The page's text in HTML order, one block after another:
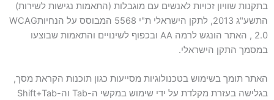
בתקנות שוויון זכויות לאנשים עם מוגבלות (התאמות נגישות לשירות)
התשע"ג 2013, לתקן הישראלי ת"י 5568 המבוסס על הנחיותWCAG
2.0 , האתר הונגש לרמה AA ובכפוף לשינויים והתאמות שבוצעו
במסמך התקן הישראלי.
האתר תומך בשימוש בטכנולוגיות מסייעות כגון תוכנות הקראת מסך,
בגלישה בעזרת מקלדת על ידי שימוש במקשי ה-Tab וה-Shift+Tab